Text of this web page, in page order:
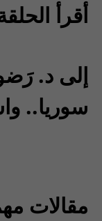
أقرأ
إلى د.
سوريا..
مقالات